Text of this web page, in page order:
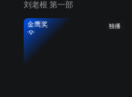
刘老根 第一部
独播
金鹰奖